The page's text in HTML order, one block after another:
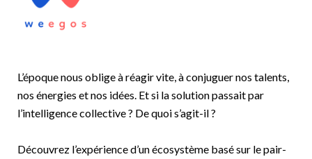
L’époque nous oblige à réagir vite, à conjuguer nos talents,
nos énergies et nos idées. Et si la solution passait par
l’intelligence collective ? De quoi s’agit-il ?
Découvrez l’expérience d’un écosystème basé sur le pair-